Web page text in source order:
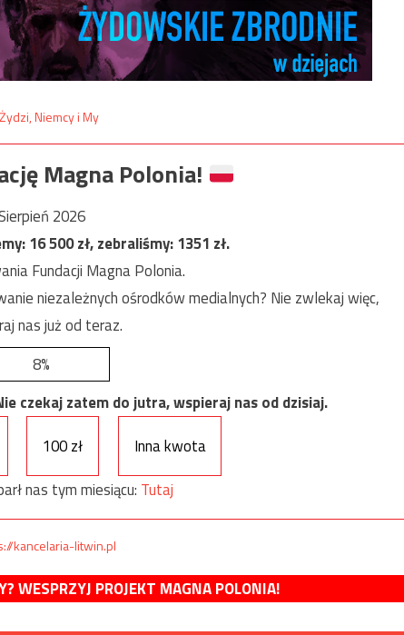
Magna Polonia!
2026
16 500zł, zebraliśmy:1351 zł.
Fundacji Magna Polonia.
niezależnych ośrodków medialnych? Nie zwlekaj więc,
nas już od teraz.
8%
czekaj zatem do jutra, wspieraj nas od dzisiaj.
100 zł
Inna kwota
nas tym miesiącu: Tutaj
kancelaria-litwin.pl
WESPRZYJ PROJEKT MAGNA POLONIA!